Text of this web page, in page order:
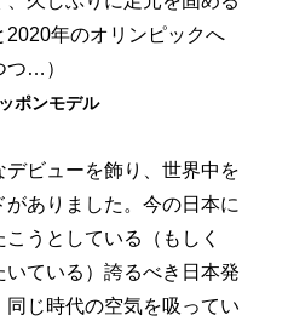
年のオリンピックへ
つ…）
ポンモデル
ビューを飾り、世界中を
ありました。今の日本に
うとしている（もしく
ている）誇るべき日本発
じ時代の空気を吸ってい